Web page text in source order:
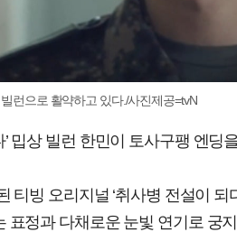
런으로 활약하고 있다./사진제공=tvN
’ 밉상 빌런 한민이 토사구팽 엔딩
티빙 오리지널 ‘취사병 전설이 되
표정과 다채로운 눈빛 연기로 궁